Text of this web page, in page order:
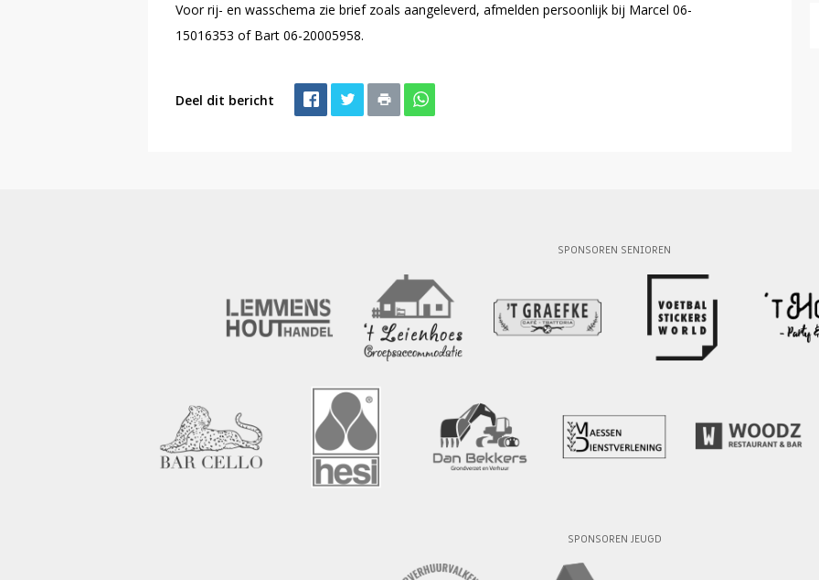
Voor rij- en wasschema zie brief zoals aangeleverd, afmelden persoonlijk bij Marcel 06-
15016353 of Bart 06-20005958.
Deel dit bericht
SPONSOREN SENIOREN
SPONSOREN JEUGD